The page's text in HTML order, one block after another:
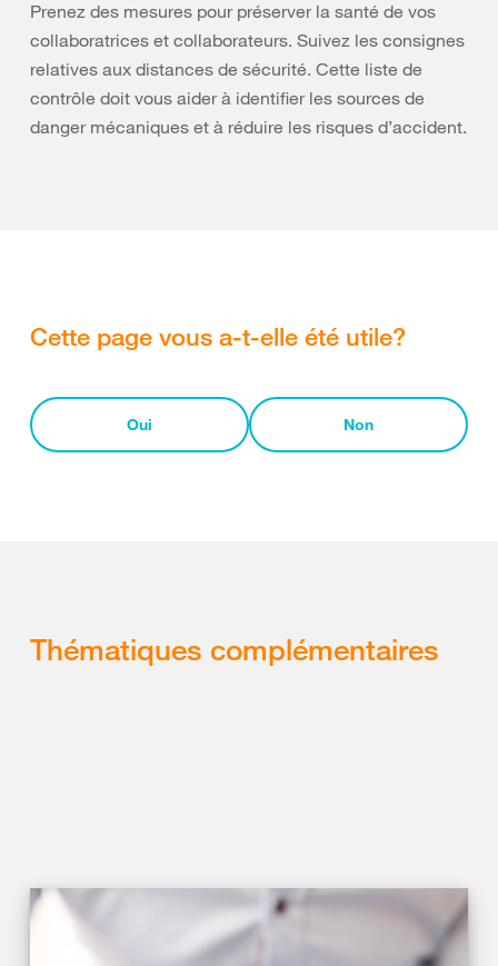
Prenez des mesures pour préserver la santé de vos
collaboratrices et collaborateurs. Suivez les consignes
relatives aux distances de sécurité. Cette liste de
contrôle doit vous aider à identifier les sources de
danger mécaniques et à réduire les risques d’accident.
Cette page vous a-t-elle été utile?
Oui Non
Thématiques complémentaires